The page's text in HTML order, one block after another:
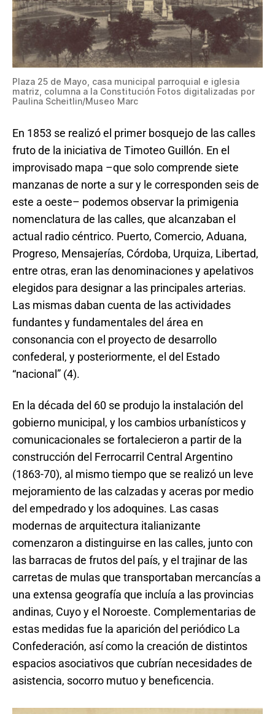
Plaza 25 de Mayo, casa municipal parroquial e iglesia
matriz, columna a la Constitución Fotos digitalizadas por
Paulina Scheitlin/Museo Marc
En 1853 se realizó el primer bosquejo de las calles
fruto de la iniciativa de Timoteo Guillón. En el
improvisado mapa –que solo comprende siete
manzanas de norte a sur y le corresponden seis de
este a oeste– podemos observar la primigenia
nomenclatura de las calles, que alcanzaban el
actual radio céntrico. Puerto, Comercio, Aduana,
Progreso, Mensajerías, Córdoba, Urquiza, Libertad,
entre otras, eran las denominaciones y apelativos
elegidos para designar a las principales arterias.
Las mismas daban cuenta de las actividades
fundantes y fundamentales del área en
consonancia con el proyecto de desarrollo
confederal, y posteriormente, el del Estado
“nacional” (4).
En la década del 60 se produjo la instalación del
gobierno municipal, y los cambios urbanísticos y
comunicacionales se fortalecieron a partir de la
construcción del Ferrocarril Central Argentino
(1863-70), al mismo tiempo que se realizó un leve
mejoramiento de las calzadas y aceras por medio
del empedrado y los adoquines. Las casas
modernas de arquitectura italianizante
comenzaron a distinguirse en las calles, junto con
las barracas de frutos del país, y el trajinar de las
carretas de mulas que transportaban mercancías a
una extensa geografía que incluía a las provincias
andinas, Cuyo y el Noroeste. Complementarias de
estas medidas fue la aparición del periódico La
Confederación, así como la creación de distintos
espacios asociativos que cubrían necesidades de
asistencia, socorro mutuo y beneficencia.